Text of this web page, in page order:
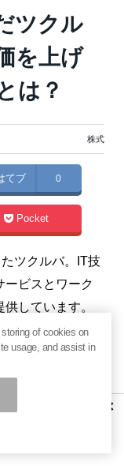
ツクル
を上げ
は？
株式
てブ 0
Pocket
ツクルバ。IT技
ービスとワーク
しています。
変化）
業界の変化
にご興味をお
て無料のお試
×
of cookies on
usage, and assist in